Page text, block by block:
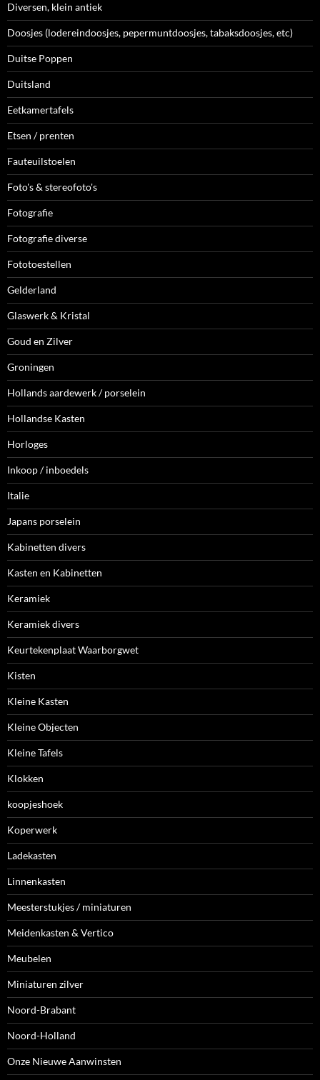
Diversen, klein antiek
Doosjes (lodereindoosjes, pepermuntdoosjes, tabaksdoosjes, etc)
Duitse Poppen
Duitsland
Eetkamertafels
Etsen / prenten
Fauteuilstoelen
Foto's & stereofoto's
Fotografie
Fotografie diverse
Fototoestellen
Gelderland
Glaswerk & Kristal
Goud en Zilver
Groningen
Hollands aardewerk / porselein
Hollandse Kasten
Horloges
Inkoop / inboedels
Italie
Japans porselein
Kabinetten divers
Kasten en Kabinetten
Keramiek
Keramiek divers
Keurtekenplaat Waarborgwet
Kisten
Kleine Kasten
Kleine Objecten
Kleine Tafels
Klokken
koopjeshoek
Koperwerk
Ladekasten
Linnenkasten
Meesterstukjes / miniaturen
Meidenkasten & Vertico
Meubelen
Miniaturen zilver
Noord-Brabant
Noord-Holland
Onze Nieuwe Aanwinsten